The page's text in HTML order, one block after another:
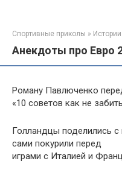
Спортивные приколы » Истории
Анекдоты про Евро
Роману Павлюченко
«10 советов как не
Голландцы поделились
сами покурили перед
играми с Италией и